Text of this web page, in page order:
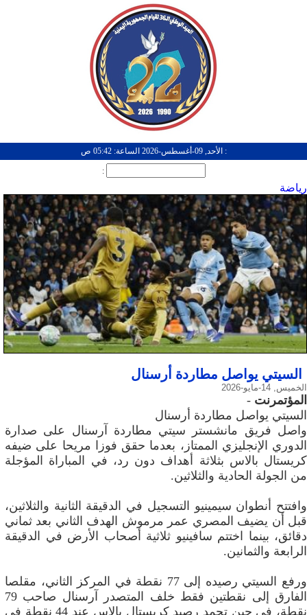
: الأحد, 09-أغسطس-2026 الساعة: 05:42 ص
:
رياضة
السيتي يواصل مطاردة أرسنال
الخميس, 14-مايو-2026
المؤتمرنت -
السيتي يواصل مطاردة أرسنال
واصل فريق مانشستر سيتي مطاردة آرسنال على صدارة
الدوري الإنجليزي الممتاز، بعدما حقق فوزا مريحا على ضيفه
كريستال بالاس بثلاثة أهداف دون رد، في المباراة المؤجلة
من الجولة الحادية والثلاثين.
وافتتح أنطوان سيمينيو التسجيل في الدقيقة الثانية والثلاثين،
قبل أن يضيف المصري عمر مرموش الهدف الثاني بعد ثماني
دقائق، بينما اختتم سافينيو ثلاثية أصحاب الأرض في الدقيقة
الرابعة والثمانين.
ورفع السيتي رصيده إلى 77 نقطة في المركز الثاني، مقلصا
الفارق إلى نقطتين فقط خلف المتصدر آرسنال صاحب 79
نقطة، في حين تجمد رصيد كريستال بالاس عند 44 نقطة في